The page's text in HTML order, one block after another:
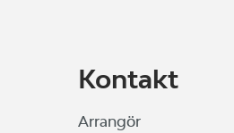
Kontakt
Arrangör